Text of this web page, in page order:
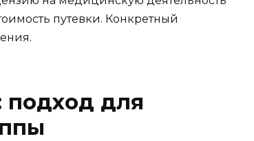
путевки. Конкретный
подход для